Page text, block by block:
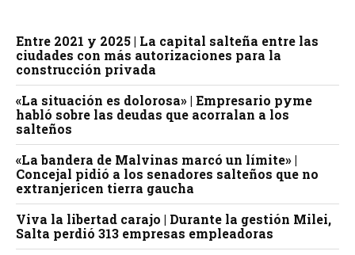
Entre 2021 y 2025 | La capital salteña entre las
ciudades con más autorizaciones para la
construcción privada
«La situación es dolorosa» | Empresario pyme
habló sobre las deudas que acorralan a los
salteños
«La bandera de Malvinas marcó un límite» |
Concejal pidió a los senadores salteños que no
extranjericen tierra gaucha
Viva la libertad carajo | Durante la gestión Milei,
Salta perdió 313 empresas empleadoras